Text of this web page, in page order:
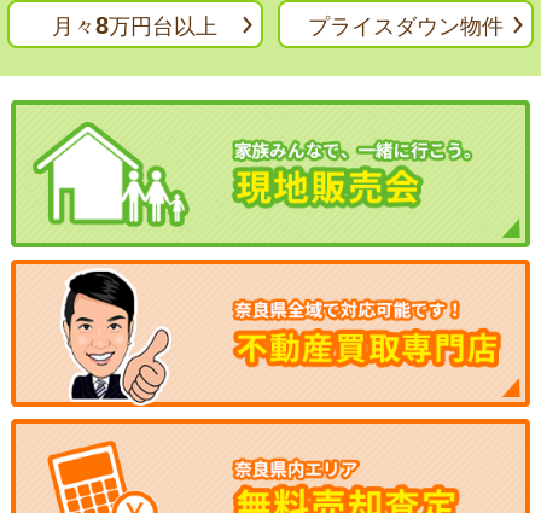
月々8万円台以上 プライスダウン物件